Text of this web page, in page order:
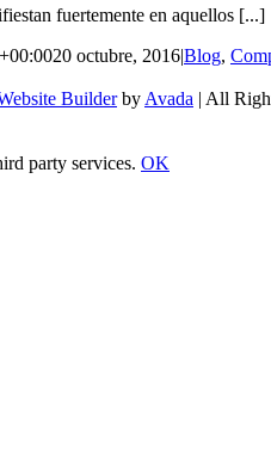
fuertemente en aquellos [...]
20 octubre, 2016|Blog,
Builderby Avada | All
party services. OK